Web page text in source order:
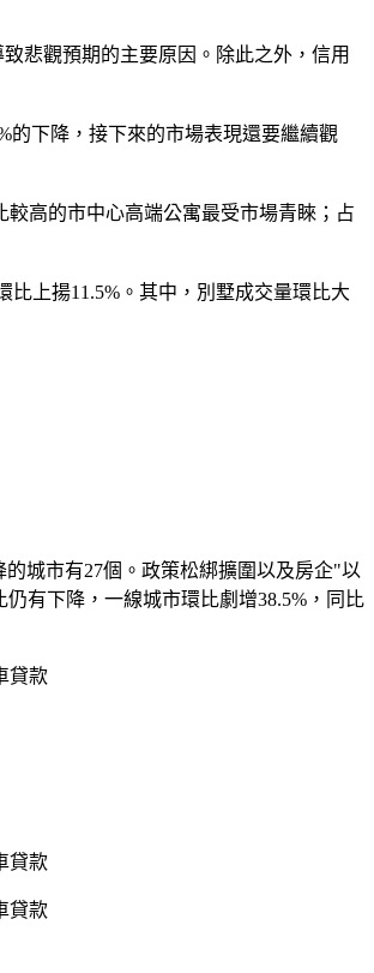
悲觀預期的主要原因。除此之外，信用
下降，接下來的市場表現還要繼續觀
高的市中心高端公寓最受市場青睞；占
上揚11.5%。其中，別墅成交量環比大
城市有27個。政策松綁擴圍以及房企"以
有下降，一線城市環比劇增38.5%，同比
貸款
貸款
貸款